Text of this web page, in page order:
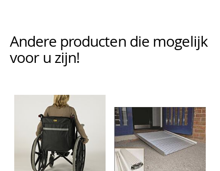
Andere producten die mogelijk
voor u zijn!